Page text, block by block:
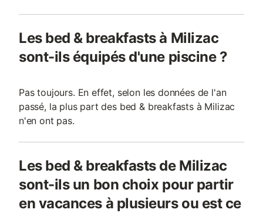
Les bed & breakfasts à Milizac
sont-ils équipés d'une piscine ?
Pas toujours. En effet, selon les données de l'an
passé, la plus part des bed & breakfasts à Milizac
n'en ont pas.
Les bed & breakfasts de Milizac
sont-ils un bon choix pour partir
en vacances à plusieurs ou est ce